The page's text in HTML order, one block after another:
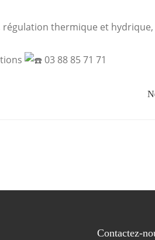
thermique et
03 88 85 71 71
Contactez-